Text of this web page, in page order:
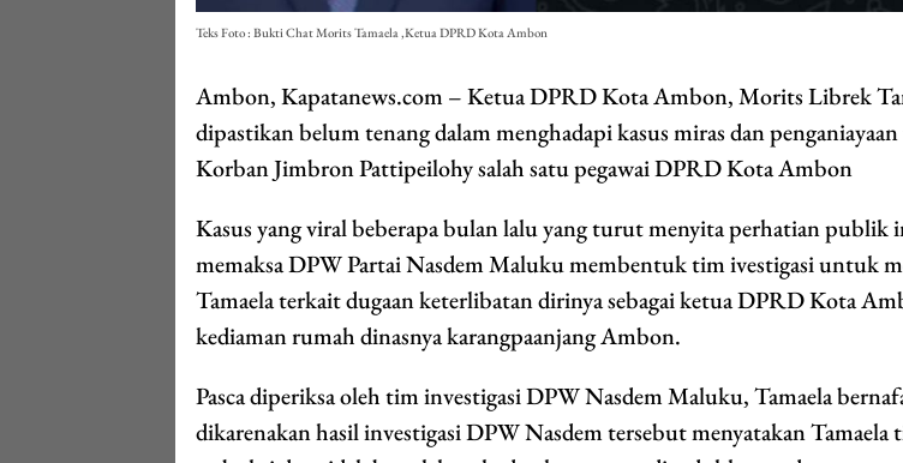
Teks Foto : Bukti Chat Morits Tamaela ,Ketua DPRD Kota Ambon
Ambon, Kapatanews.com – Ketua DPRD Kota Ambon, Morits Librek
dipastikan belum tenang dalam menghadapi kasus miras dan
Korban Jimbron Pattipeilohy salah satu pegawai DPRD Kota Ambon
Kasus yang viral beberapa bulan lalu yang turut menyita perhatian
memaksa DPW Partai Nasdem Maluku membentuk tim ivestigasi untuk
Tamaela terkait dugaan keterlibatan dirinya sebagai ketua DPRD Kota
kediaman rumah dinasnya karangpaanjang Ambon.
Pasca diperiksa oleh tim investigasi DPW Nasdem Maluku, Tamaela
dikarenakan hasil investigasi DPW Nasdem tersebut menyatakan Tamaela